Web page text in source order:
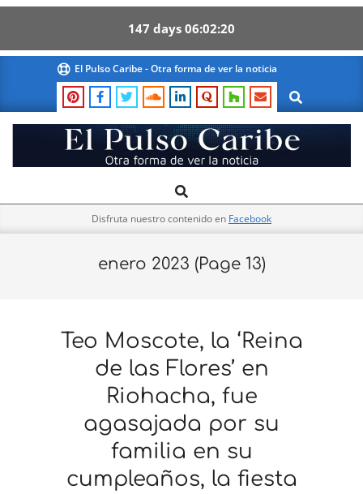
147 days 06 02 19
content
El Pulso Caribe - Otra forma de ver la noticia
Search
El
Pulso
Navigation
Search
Disfruta nuestro contenido en Facebook
enero 2023 (Page 13)
Teo Moscote, la ‘Reina
de las Flores’ en
Riohacha, fue
agasajada por su
familia en su
cumpleaños, la fiesta